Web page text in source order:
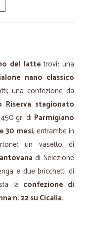
del lattetrovi:una
nano classico
una confezione da
Riserva stagionato
gr. di Parmigiano
30 mesi, entrambe in
un vasetto di
di Selezione
e due bricchetti di
la confezione di
n. 22 su Cicalia.